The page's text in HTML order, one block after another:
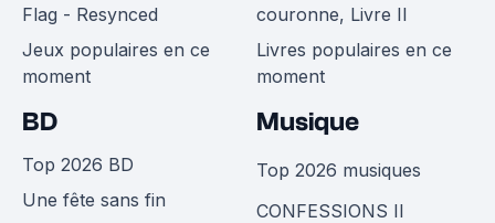
Flag - Resynced
Jeux populaires en ce
moment
couronne, Livre II
Livres populaires en ce
moment
BD
Top 2026 BD
Une fête sans fin
Musique
Top 2026 musiques
CONFESSIONS II